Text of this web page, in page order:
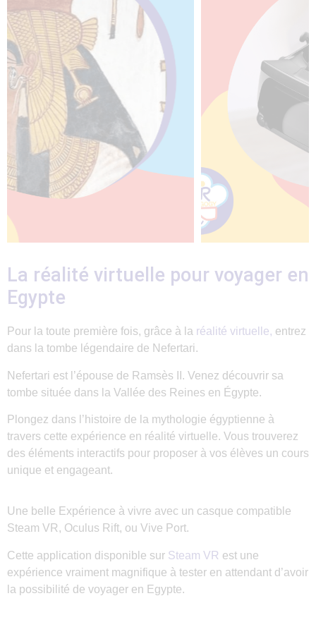
La réalité virtuelle pour voyager en
Egypte
Pour la toute première fois, grâce à la réalité virtuelle, entrez
dans la tombe légendaire de Nefertari.
Nefertari est l’épouse de Ramsès II. Venez découvrir sa
tombe située dans la Vallée des Reines en Égypte.
Plongez dans l’histoire de la mythologie égyptienne à
travers cette expérience en réalité virtuelle. Vous trouverez
des éléments interactifs pour proposer à vos élèves un cours
unique et engageant.
Une belle Expérience à vivre avec un casque compatible
Steam VR, Oculus Rift, ou Vive Port.
Cette application disponible sur Steam VR est une
expérience vraiment magnifique à tester en attendant d’avoir
la possibilité de voyager en Egypte.